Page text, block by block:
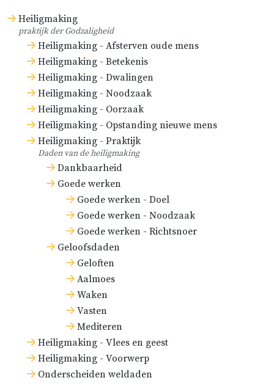
Heiligmaking
praktijk der Godzaligheid
Heiligmaking - Afsterven oude mens
Heiligmaking - Betekenis
Heiligmaking - Dwalingen
Heiligmaking - Noodzaak
Heiligmaking - Oorzaak
Heiligmaking - Opstanding nieuwe mens
Heiligmaking - Praktijk
Daden van de heiligmaking
Dankbaarheid
Goede werken
Goede werken - Doel
Goede werken - Noodzaak
Goede werken - Richtsnoer
Geloofsdaden
Geloften
Aalmoes
Waken
Vasten
Mediteren
Heiligmaking - Vlees en geest
Heiligmaking - Voorwerp
Onderscheiden weldaden